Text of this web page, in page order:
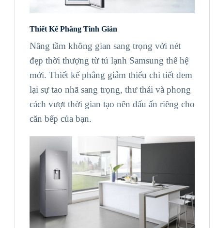
Thiết Kế Phẳng Tinh Giản
Nâng tầm không gian sang trọng với nét
đẹp thời thượng từ tủ lạnh Samsung thế hệ
mới. Thiết kế phẳng giảm thiểu chi tiết đem
lại sự tao nhã sang trọng, thư thái và phong
cách vượt thời gian tạo nên dấu ấn riêng cho
căn bếp của bạn.